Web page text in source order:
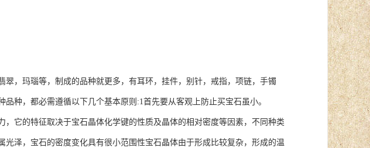
，玛瑙等，制成的品种就更多，有耳环，挂件，别针，戒指，项链，手镯
种，都必需遵循以下几个基本原则:1首先要从客观上防止买宝石虽小。
它的特征取决于宝石晶体化学键的性质及晶体的相对密度等因素，不同种类
泽，宝石的密度变化具有很小范围性宝石晶体由于形成比较复杂，形成的温